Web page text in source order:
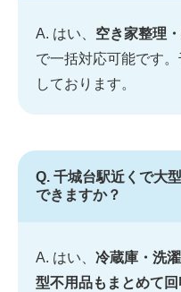
A. はい、 空き家整理
で一括対応可能です
しております。
Q. 千城台駅近くで大
できますか？
A. はい、 冷蔵庫・洗
型不用品もまとめて回